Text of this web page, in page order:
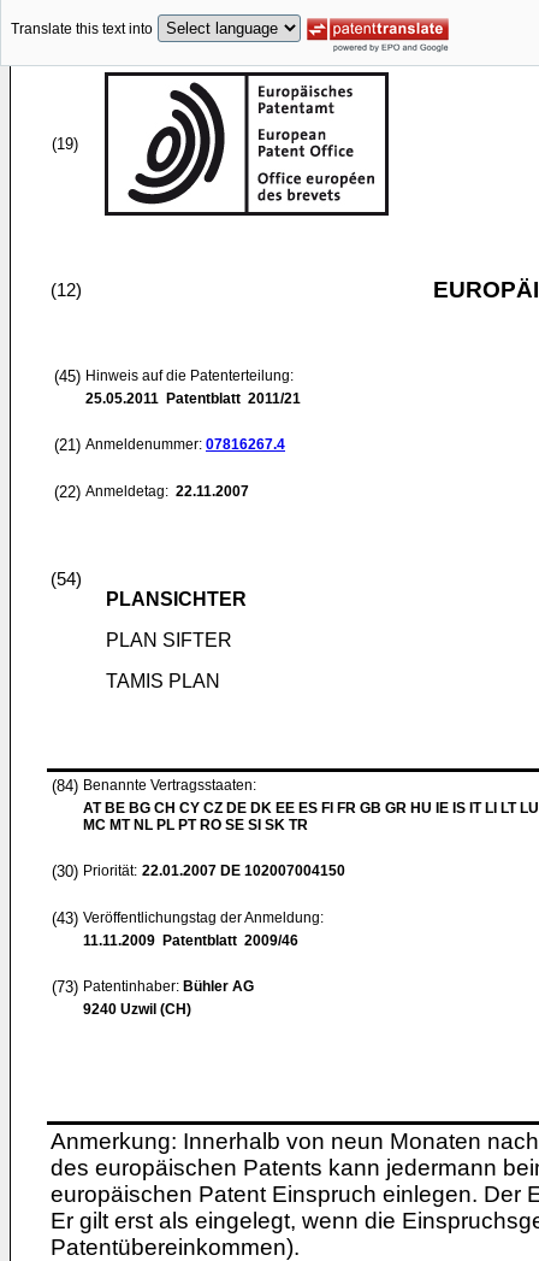
Translate this text into
(19)
(12)
(45) Hinweis auf die Patenterteilung:
25.05.2011 Patentblatt 2011/21
(21) Anmeldenummer: 07816267.4
(22) Anmeldetag: 22.11.2007
(54)
PLANSICHTER
PLAN SIFTER
TAMIS PLAN
(84) Benannte Vertragsstaaten:
AT BE BG CH CY CZ DE DK EE ES FI FR GB GR HU IE IS IT LI LT
MC MT NL PL PT RO SE SI SK TR
(30) Priorität: 22.01.2007 DE 102007004150
(43) Veröffentlichungstag der Anmeldung:
11.11.2009 Patentblatt 2009/46
(73) Patentinhaber: Bühler AG
9240 Uzwil (CH)
Anmerkung: Innerhalb von neun Monaten
des europäischen Patents kann jedermann
europäischen Patent Einspruch einlegen. Der
Er gilt erst als eingelegt, wenn die
Patentübereinkommen).